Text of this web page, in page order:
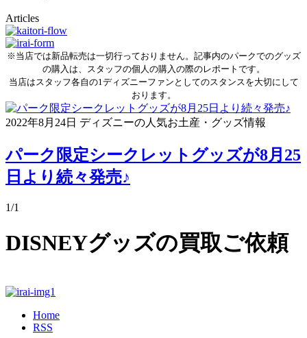
Articles
※当店では新品転売は一切行っておりません。記事内のパークでのグッズ
の購入は、スタッフの個人の購入の際のレポートです。
当店はスタッフ各自の1ディズニーファンとしてのスタンスを大切にして
おります。
2022年8月24日 ディズニーの人気お土産・グッズ情報
パーク限定シークレットグッズが8月25
日より続々発売♪
1/1
DISNEYグッズの買取ご依頼
Home
RSS